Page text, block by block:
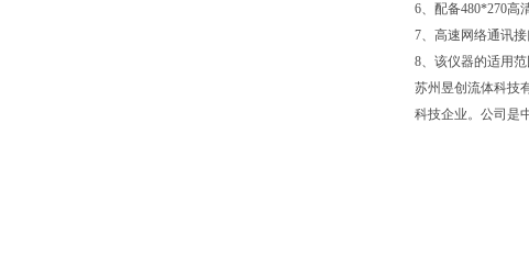
6、配备480*270高
7、高速网络通讯
8、该仪器的适用
苏州昱创流体科技
科技企业。公司是